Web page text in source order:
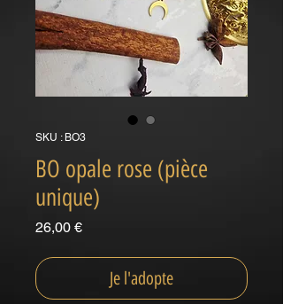
SKU : BO3
BO opale rose (pièce
unique)
26,00 €Prix
Je l'adopte